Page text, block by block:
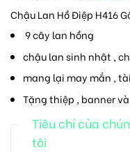
Chậu Lan Hồ Điệp H416
9 cây lan hồng
chậu lan sinh nhật ,
mang lại may mắn ,
Tặng thiệp , banner
Tiêu chí của
tôi